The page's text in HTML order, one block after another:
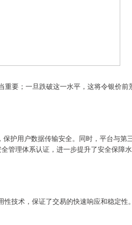
要；一旦跌破这一水平，这将令银价前
护用户数据传输安全。同时，平台与第
管理体系认证，进一步提升了安全保障水
技术，保证了交易的快速响应和稳定性。